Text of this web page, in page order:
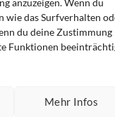
wie das Surfverhalten
du deine Zustimmung
Funktionen
Mehr Infos
Finanzvermittlung
persönlich haftet.
zum Ausdruck